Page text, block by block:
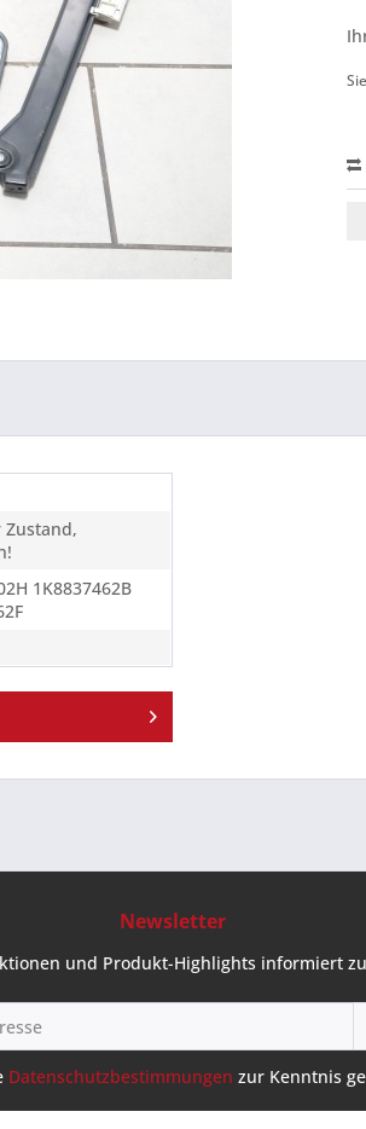
1K8837462B
Newsletter
und Produkt-Highlights informiert
Datenschutzbestimmungen zur Kenntnis